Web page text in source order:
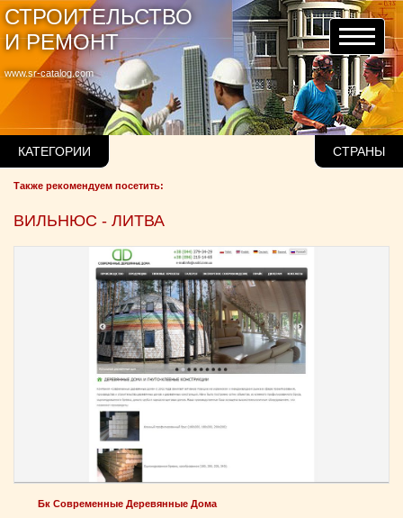
www.sr-catalog.com
СТРОИТЕЛЬСТВО
И РЕМОНТ
КАТЕГОРИИ СТРАНЫ
Также рекомендуем посетить:
ВИЛЬНЮС - ЛИТВА
Бк Современные Деревянные Дома